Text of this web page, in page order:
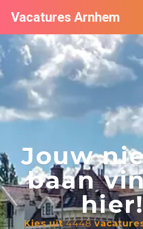
Vacatures Arnhem
Jouw
baan
hier!
Kies uit4448
Vacatures per bedrijf in Arnhem
Nieuwsbrief feed